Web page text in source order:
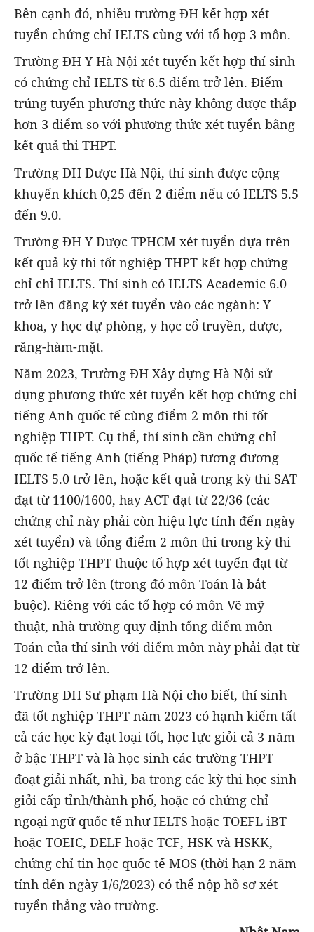
Bên cạnh đó, nhiều trường ĐH kết hợp xét
tuyển chứng chỉ IELTS cùng với tổ hợp 3 môn.
Trường ĐH Y Hà Nội xét tuyển kết hợp thí sinh
có chứng chỉ IELTS từ 6.5 điểm trở lên. Điểm
trúng tuyển phương thức này không được thấp
hơn 3 điểm so với phương thức xét tuyển bằng
kết quả thi THPT.
Trường ĐH Dược Hà Nội, thí sinh được cộng
khuyến khích 0,25 đến 2 điểm nếu có IELTS 5.5
đến 9.0.
Trường ĐH Y Dược TPHCM xét tuyển dựa trên
kết quả kỳ thi tốt nghiệp THPT kết hợp chứng
chỉ chỉ IELTS. Thí sinh có IELTS Academic 6.0
trở lên đăng ký xét tuyển vào các ngành: Y
khoa, y học dự phòng, y học cổ truyền, dược,
răng-hàm-mặt.
Năm 2023, Trường ĐH Xây dựng Hà Nội sử
dụng phương thức xét tuyển kết hợp chứng chỉ
tiếng Anh quốc tế cùng điểm 2 môn thi tốt
nghiệp THPT. Cụ thể, thí sinh cần chứng chỉ
quốc tế tiếng Anh (tiếng Pháp) tương đương
IELTS 5.0 trở lên, hoặc kết quả trong kỳ thi SAT
đạt từ 1100/1600, hay ACT đạt từ 22/36 (các
chứng chỉ này phải còn hiệu lực tính đến ngày
xét tuyển) và tổng điểm 2 môn thi trong kỳ thi
tốt nghiệp THPT thuộc tổ hợp xét tuyển đạt từ
12 điểm trở lên (trong đó môn Toán là bắt
buộc). Riêng với các tổ hợp có môn Vẽ mỹ
thuật, nhà trường quy định tổng điểm môn
Toán của thí sinh với điểm môn này phải đạt từ
12 điểm trở lên.
Trường ĐH Sư phạm Hà Nội cho biết, thí sinh
đã tốt nghiệp THPT năm 2023 có hạnh kiểm tất
cả các học kỳ đạt loại tốt, học lực giỏi cả 3 năm
ở bậc THPT và là học sinh các trường THPT
đoạt giải nhất, nhì, ba trong các kỳ thi học sinh
giỏi cấp tỉnh/thành phố, hoặc có chứng chỉ
ngoại ngữ quốc tế như IELTS hoặc TOEFL iBT
hoặc TOEIC, DELF hoặc TCF, HSK và HSKK,
chứng chỉ tin học quốc tế MOS (thời hạn 2 năm
tính đến ngày 1/6/2023) có thể nộp hồ sơ xét
tuyển thẳng vào trường.